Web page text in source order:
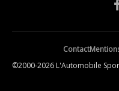
Contact
©2000-2026 L'Automobile